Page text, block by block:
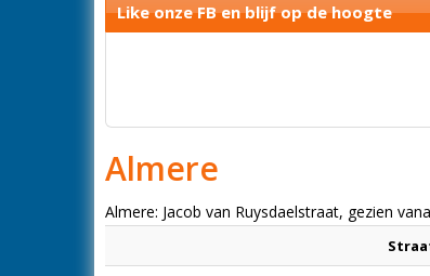
Like onze FB en blijf op de hoogte
Almere
Almere: Jacob van Ruysdaelstraat, gezien